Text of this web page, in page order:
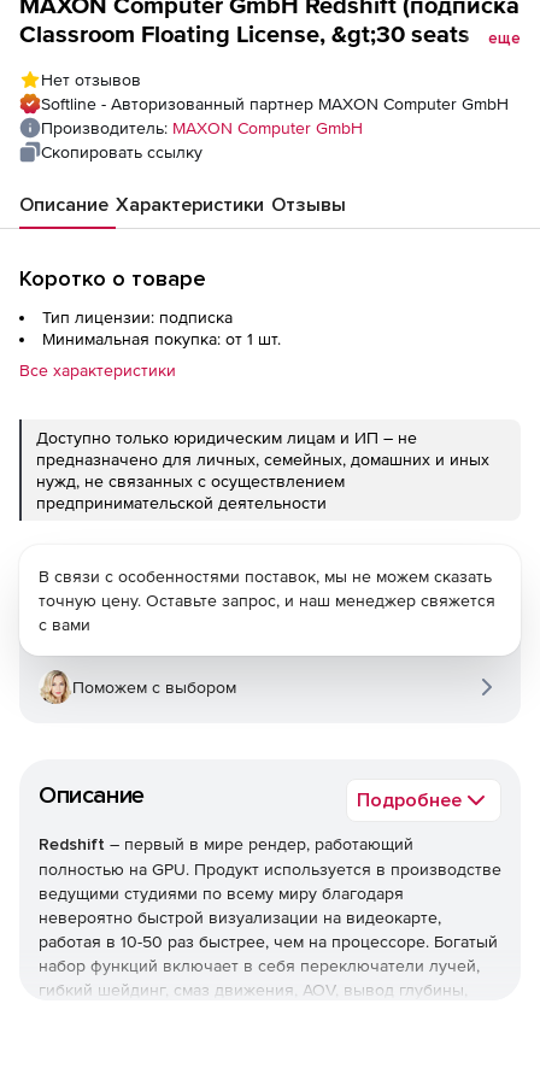
Classroom Floating License, &gt;30 seats для
еще
Нет отзывов
Softline - Авторизованный партнер MAXON Computer GmbH
Производитель: MAXON Computer GmbH
Скопировать ссылку
Описание Характеристики Отзывы
Коротко о товаре
Тип лицензии: подписка
Минимальная покупка: от 1 шт.
Все характеристики
Доступно только юридическим лицам и ИП – не
предназначено для личных, семейных, домашних и иных
нужд, не связанных с осуществлением
предпринимательской деятельности
Описание Подробнее
Redshift – первый в мире рендер, работающий
полностью на GPU. Продукт используется в производстве
ведущими студиями по всему миру благодаря
невероятно быстрой визуализации на видеокарте,
работая в 10-50 раз быстрее, чем на процессоре. Богатый
набор функций включает в себя переключатели лучей,
гибкий шейдинг, смаз движения, AOV, вывод глубины,
В связи с особенностями поставок, мы не можем сказать
точную цену. Оставьте запрос, и наш менеджер свяжется
с вами
Поможем с выбором